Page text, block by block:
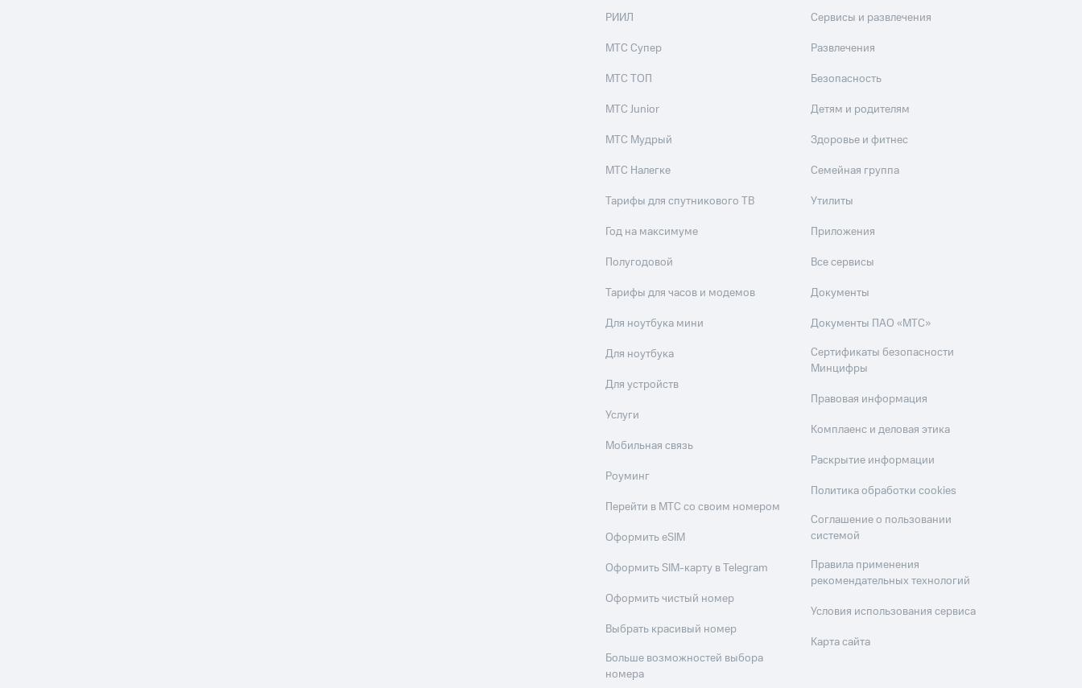
РИИЛ
МТС Супер
МТС ТОП
МТС Junior
МТС Мудрый
МТС Налегке
Тарифы для спутникового ТВ
Год на максимуме
Полугодовой
Тарифы для часов и модемов
Для ноутбука мини
Для ноутбука
Для устройств
Услуги
Мобильная связь
Роуминг
Перейти в МТС со своим номером
Оформить eSIM
Оформить SIM-карту в Telegram
Оформить чистый номер
Выбрать красивый номер
Больше возможностей выбора
номера
Сервисы и развлечения
Развлечения
Безопасность
Детям и родителям
Здоровье и фитнес
Семейная группа
Утилиты
Приложения
Все сервисы
Документы
Документы ПАО «МТС»
Сертификаты безопасности
Минцифры
Правовая информация
Комплаенс и деловая этика
Раскрытие информации
Политика обработки cookies
Соглашение о пользовании
системой
Правила применения
рекомендательных технологий
Условия использования сервиса
Карта сайта